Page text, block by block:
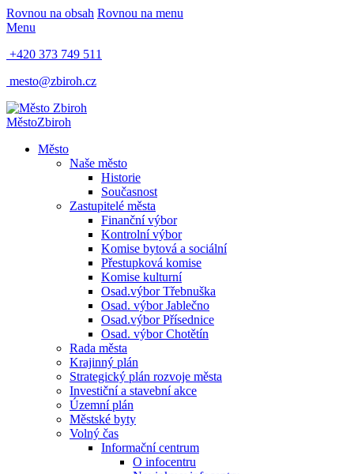
Rovnou na obsah Rovnou na menu
Menu
+420 373 749 511
mesto@zbiroh.cz
MěstoZbiroh
Město
Naše město
Historie
Současnost
Zastupitelé města
Finanční výbor
Kontrolní výbor
Komise bytová a sociální
Přestupková komise
Komise kulturní
Osad.výbor Třebnuška
Osad. výbor Jablečno
Osad.výbor Přísednice
Osad. výbor Chotětín
Rada města
Krajinný plán
Strategický plán rozvoje města
Investiční a stavební akce
Územní plán
Městské byty
Volný čas
Informační centrum
O infocentru